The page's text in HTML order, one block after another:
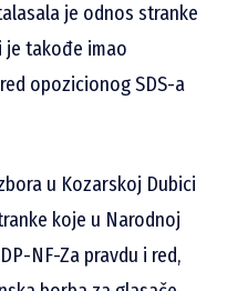
je odnos stranke
je takođe imao
opozicionog SDS-a
u Kozarskoj Dubici
koje u Narodnoj
NF-Za pravdu i red,